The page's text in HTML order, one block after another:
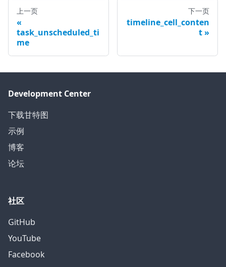
上一页
task_unscheduled_ti
me
下一页
timeline_cell_conten
t
Development Center
下载甘特图
示例
博客
论坛
社区
GitHub
YouTube
Facebook